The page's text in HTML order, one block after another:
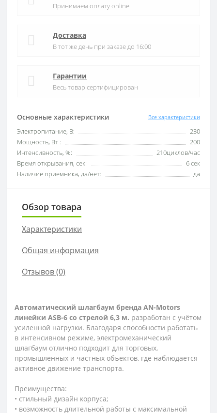
Основные характеристики Все характеристики
Электропитание, В:
230
Мощность, Вт :
200
Интенсивность, %:
210циклов/час
Время открывания, сек:
6 сек
Наличие приемника, да/нет:
да
Принимаем оплату online
Доставка
В тот же день при заказе до 16:00
Гарантии
Весь товар сертифицирован
Обзор товара
Характеристики
Общая информация
Отзывов (0)
Автоматический шлагбаум бренда AN-Motors
линейки ASB-6 со стрелой 6,3 м. разработан с учётом
усиленной нагрузки. Благодаря способности работать
в интенсивном режиме, электромеханический
шлагбаум отлично подходит для торговых,
промышленных и частных объектов, где наблюдается
активное движение транспорта.
Преимущества:
• стильный дизайн корпуса;
• возможность длительной работы с максимальной